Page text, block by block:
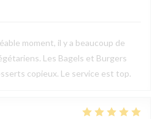
moment, il y a beaucoup de
Les Bagels et Burgers
copieux. Le service est top.